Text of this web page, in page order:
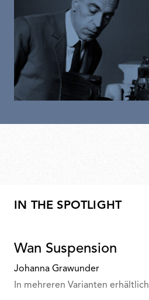
IN THE SPOTLIGHT
Wan Suspension
Johanna Grawunder
In mehreren Varianten erhältlich